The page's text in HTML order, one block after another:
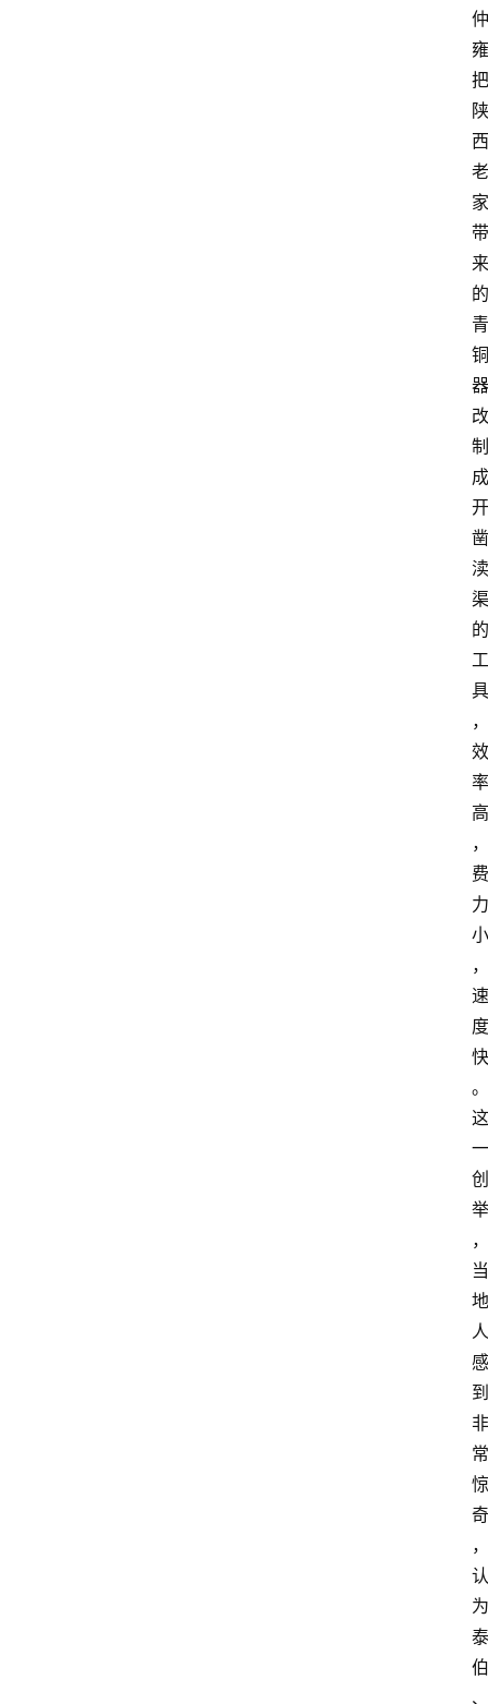
仲
雍
把
陕
西
老
家
带
来
的
青
铜
器
改
制
成
开
凿
渎
渠
的
工
具
，
效
率
高
，
费
力
小
，
速
度
快
。
这
一
创
举
，
当
地
人
感
到
非
常
惊
奇
，
认
为
泰
伯
、